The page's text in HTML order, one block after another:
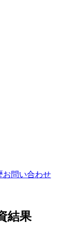
お問い合わせ
結果